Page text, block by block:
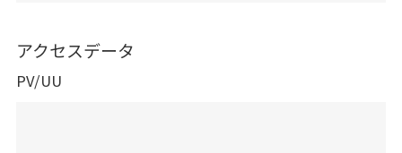
アクセスデータ
PV/UU